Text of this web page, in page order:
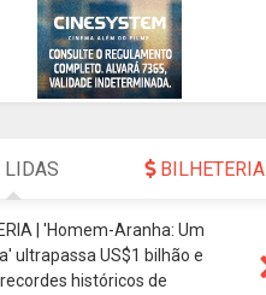
LIDAS BILHETERIA
| 'Homem-Aranha: Um
ultrapassa US$1 bilhão e
históricos de